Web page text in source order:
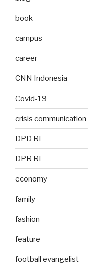
book
campus
career
CNN Indonesia
Covid-19
crisis communication
DPD RI
DPR RI
economy
family
fashion
feature
football evangelist